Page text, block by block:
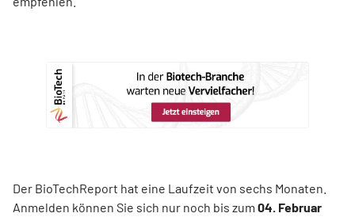
Der BioTechReport hat eine Laufzeit von sechs Monaten.
Anmelden können Sie sich nur noch bis zum 04. Februar